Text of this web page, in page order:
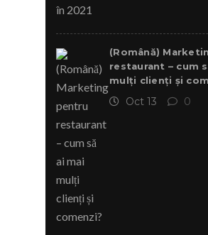
(Română)
restaurant – cum
mulți clienți și
Oct 13 0